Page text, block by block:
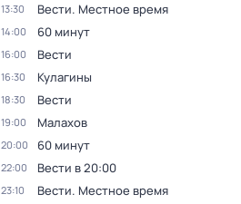
13:30 Вести. Местное время
14:00 60 минут
16:00 Вести
16:30 Кулагины
18:30 Вести
19:00 Малахов
20:00 60 минут
22:00 Вести в 20:00
23:10 Вести. Местное время